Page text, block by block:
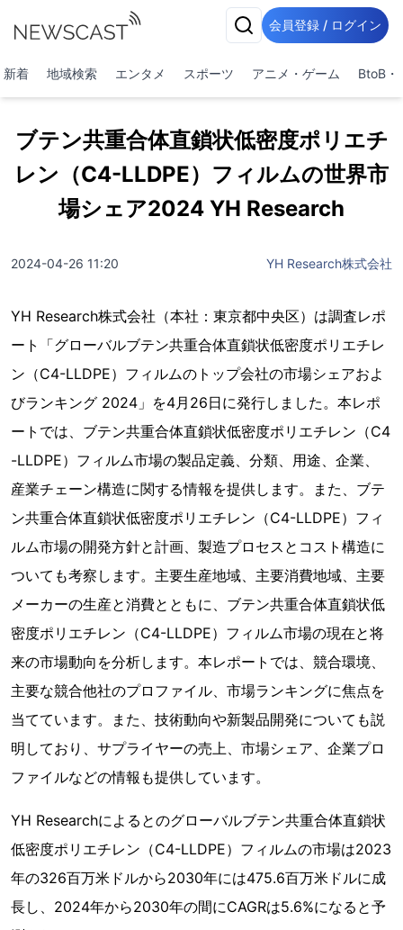
会員登録 / ログイン
新着 地域検索 エンタメ スポーツ アニメ・ゲーム BtoB・
ブテン共重合体直鎖状低密度ポリエチ
レン（C4-LLDPE）フィルムの世界市
場シェア2024 YH Research
2024-04-26 11:20 YH Research株式会社
YH Research株式会社（本社：東京都中央区）は調査レポ
ート「グローバルブテン共重合体直鎖状低密度ポリエチレ
ン（C4-LLDPE）フィルムのトップ会社の市場シェアおよ
びランキング 2024」を4月26日に発行しました。本レポ
ートでは、ブテン共重合体直鎖状低密度ポリエチレン（C4
-LLDPE）フィルム市場の製品定義、分類、用途、企業、
産業チェーン構造に関する情報を提供します。また、ブテ
ン共重合体直鎖状低密度ポリエチレン（C4-LLDPE）フィ
ルム市場の開発方針と計画、製造プロセスとコスト構造に
ついても考察します。主要生産地域、主要消費地域、主要
メーカーの生産と消費とともに、ブテン共重合体直鎖状低
密度ポリエチレン（C4-LLDPE）フィルム市場の現在と将
来の市場動向を分析します。本レポートでは、競合環境、
主要な競合他社のプロファイル、市場ランキングに焦点を
当てています。また、技術動向や新製品開発についても説
明しており、サプライヤーの売上、市場シェア、企業プロ
ファイルなどの情報も提供しています。
YH Researchによるとのグローバルブテン共重合体直鎖状
低密度ポリエチレン（C4-LLDPE）フィルムの市場は2023
年の326百万米ドルから2030年には475.6百万米ドルに成
長し、2024年から2030年の間にCAGRは5.6%になると予